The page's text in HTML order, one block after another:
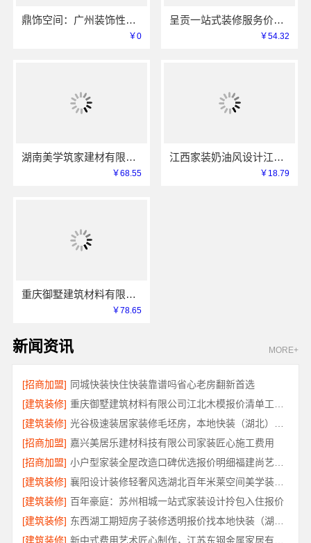
鼎饰空间：广州装饰性价比排名零增项承诺
￥0
呈贡一站式装修服务价格表，云南至高新型建材有限公司闭口合同
￥54.32
湖南美学筑家建材有限公司软装配套，环保无甲醛
￥68.55
江西家装奶油风设计江西尚宅尚品新型环保材料有限公司
￥18.79
重庆御墅建筑材料有限公司渝北建房每平米价格环保材料
￥78.65
新闻资讯 MORE+
[招商加盟] 同城快装快住快装靠谱吗省心老房翻新首选
[建筑装修]
[建筑装修]
[招商加盟] 嘉兴美居乐建材科技有限公司家装匠心施工费用
[招商加盟]
[建筑装修]
襄阳设计装修轻奢风选湖北百年米莱空间美学装饰材料有限公司
[建筑装修] 百年豪庭：苏州相城一站式家装设计拎包入住报价
[建筑装修]
[建筑装修]